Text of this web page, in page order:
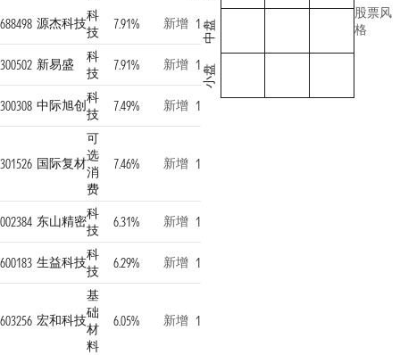
688498 源杰科技科
技
7.91% 新增 1
300502 新易盛
科
技
7.91% 新增 1
300308 中际旭创科
技
7.49% 新增 1
301526 国际复材
可
选
消
费
7.46% 新增 1
002384 东山精密科
技
6.31% 新增 1
600183 生益科技科
技
6.29% 新增 1
603256 宏和科技
基
础
材
料
6.05% 新增 1
中盘
小盘
股票风
格